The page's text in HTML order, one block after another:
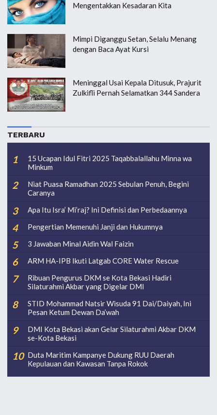
Mengentakkan Kesadaran Kita
Mimpi Diganggu Setan, Selalu Menang
dengan Baca Ayat Kursi
Meninggal Usai Kepala Ditusuk, Prajurit
Zulkifli Pernah Selamatkan 344 Sandera
TERBARU
15 Ucapan Idul Fitri 2025 Taqabbalallahu Minna wa
Minkum
Niat Puasa Ramadhan 2025 Sebulan Penuh, Begini
Caranya
Apa Itu Isra’ Mi’raj? Ini Definisi dan Perbedaannya
Pengertian Memenuhi Janji dan Hukumnya
3 Jawaban Minal Aidin Wal Faizin
ARM HA-IPB Ikuti Latgab CORE Water Rescue
Ribuan Pengurus DKM se Kota Bekasi Hadiri
Silaturahmi Akbar yang Digelar DMI
STID Mohammad Natsir Wisuda 91 Dai/Daiyah, Ini
Pesan Ketum Dewan Da’wah
DMI Kota Bekasi akan Gelar Silaturahmi Akbar DKM
se-Kota Bekasi
Duta Maritim Kampanye Dukung RUU Daerah
Kepulauan dan Kawasan Tanpa Rokok